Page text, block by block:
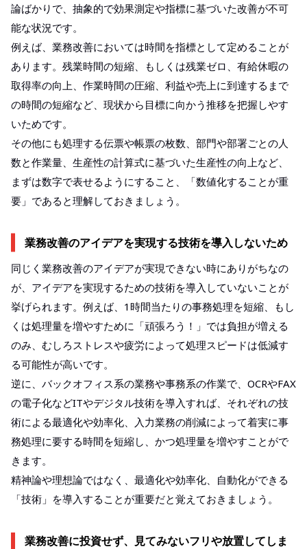
論ばかりで、抽象的で効果測定や指標に基づいた改善が不可
能な状況です。
例えば、業務改善においては時間を指標として定めることが
あります。残業時間の短縮、もしくは残業ゼロ、有給休暇の
取得率の向上、作業時間の圧縮、利益や売上に到達するまで
の時間の短縮など、現状から目標に向かう推移を把握しやす
いためです。
その他にも処理する伝票や帳票の枚数、部門や部署ごとの人
数と作業量、生産性の計算式に基づいた生産性の向上など、
まずは数字で表せるようにすること、「数値化することが重
要」であると理解しておきましょう。
業務改善のアイデアを実現する技術を導入しないため
同じく業務改善のアイデアが実現できない時にありがちなの
が、アイデアを実現するための技術を導入していないことが
挙げられます。例えば、1時間当たりの事務処理を短縮、もし
くは処理量を増やすために「頑張ろう！」では負担が増える
のみ、むしろストレスや疲労によって処理スピードは低減す
る可能性が高いです。
逆に、バックオフィス系の業務や事務系の作業で、OCRやFAX
の電子化などITやデジタル技術を導入すれば、それぞれの技
術による最適化や効率化、入力業務の削減によって着実に事
務処理に要する時間を短縮し、かつ処理量を増やすことがで
きます。
精神論や理想論ではなく、最適化や効率化、自動化ができる
「技術」を導入することが重要だと覚えておきましょう。
業務改善に投資せず、見てみないフリや放置してしま